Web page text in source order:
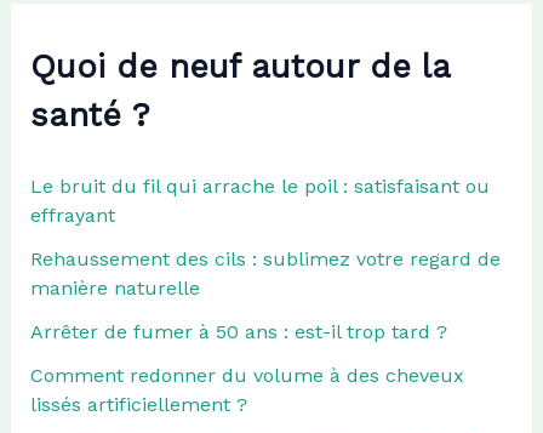
Quoi de neuf autour de la
santé ?
Le bruit du fil qui arrache le poil : satisfaisant ou
effrayant
Rehaussement des cils : sublimez votre regard de
manière naturelle
Arrêter de fumer à 50 ans : est-il trop tard ?
Comment redonner du volume à des cheveux
lissés artificiellement ?